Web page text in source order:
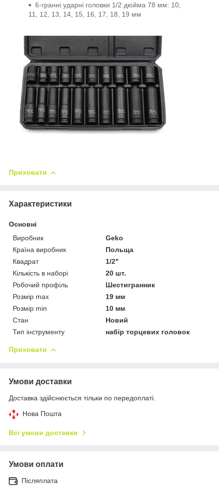
6-гранні ударні головки 1/2 дюйма 78 мм: 10,
11, 12, 13, 14, 15, 16, 17, 18, 19 мм
Приховати
Характеристики
Основні
Виробник
Geko
Країна виробник
Польща
Квадрат
1/2"
Кількість в наборі
20 шт.
Робочий профіль
Шестигранник
Розмір max
19 мм
Розмір min
10 мм
Стан
Новий
Тип інструменту
набір торцевих головок
Приховати
Умови доставки
Доставка здійснюється тільки по передоплаті.
Нова Пошта
Всі умови доставки
Умови оплати
Післяплата